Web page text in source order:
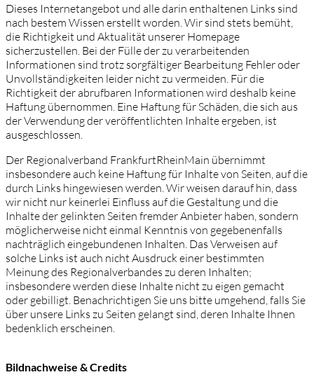
Dieses Internetangebot und alle darin enthaltenen Links sind
nach bestem Wissen erstellt worden. Wir sind stets bemüht,
die Richtigkeit und Aktualität unserer Homepage
sicherzustellen. Bei der Fülle der zu verarbeitenden
Informationen sind trotz sorgfältiger Bearbeitung Fehler oder
Unvollständigkeiten leider nicht zu vermeiden. Für die
Richtigkeit der abrufbaren Informationen wird deshalb keine
Haftung übernommen. Eine Haftung für Schäden, die sich aus
der Verwendung der veröffentlichten Inhalte ergeben, ist
ausgeschlossen.
Der Regionalverband FrankfurtRheinMain übernimmt
insbesondere auch keine Haftung für Inhalte von Seiten, auf die
durch Links hingewiesen werden. Wir weisen darauf hin, dass
wir nicht nur keinerlei Einfluss auf die Gestaltung und die
Inhalte der gelinkten Seiten fremder Anbieter haben, sondern
möglicherweise nicht einmal Kenntnis von gegebenenfalls
nachträglich eingebundenen Inhalten. Das Verweisen auf
solche Links ist auch nicht Ausdruck einer bestimmten
Meinung des Regionalverbandes zu deren Inhalten;
insbesondere werden diese Inhalte nicht zu eigen gemacht
oder gebilligt. Benachrichtigen Sie uns bitte umgehend, falls Sie
über unsere Links zu Seiten gelangt sind, deren Inhalte Ihnen
bedenklich erscheinen.
Bildnachweise & Credits